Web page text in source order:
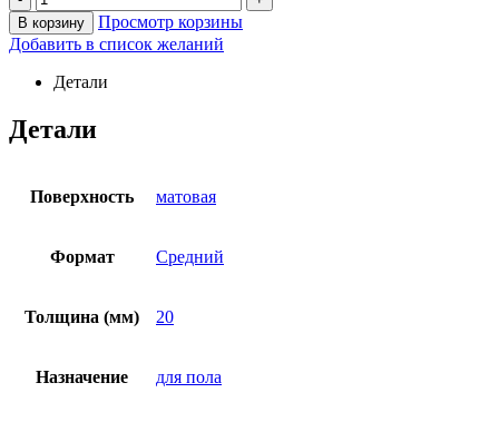
В корзину
Просмотр корзины
Добавить в список желаний
Детали
Детали
Поверхность матовая
Формат Средний
Толщина (мм) 20
Назначение для пола